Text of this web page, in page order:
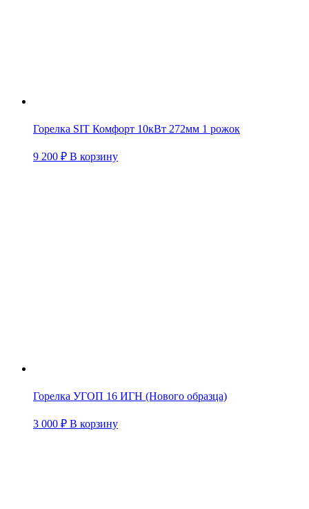
Горелка SIT Комфорт 10кВт 272мм 1 рожок
9 200 ₽ В корзину
Горелка УГОП 16 ИГН (Нового образца)
3 000 ₽ В корзину